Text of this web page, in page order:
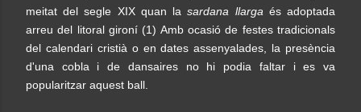
meitat del segle XIX quan lasardana llarga és adoptada
arreu del litoral gironí (1) Amb ocasió de festes tradicionals
del calendari cristià o en dates assenyalades, la presència
d'una cobla i de dansaires no hi podia faltar i es va
popularitzar aquest ball.